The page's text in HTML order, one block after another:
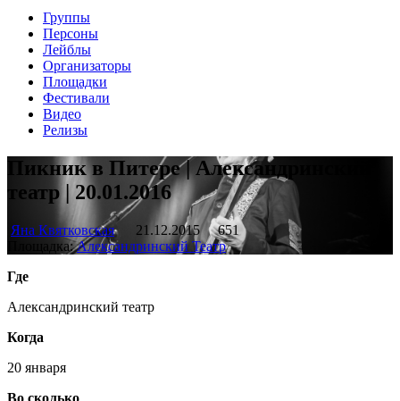
Группы
Персоны
Лейблы
Организаторы
Площадки
Фестивали
Видео
Релизы
Пикник в Питере | Александринский
театр | 20.01.2016
Яна Квятковская 21.12.2015
651
Площадка:Александринский Театр
Где
Александринский театр
Когда
20 января
Во сколько